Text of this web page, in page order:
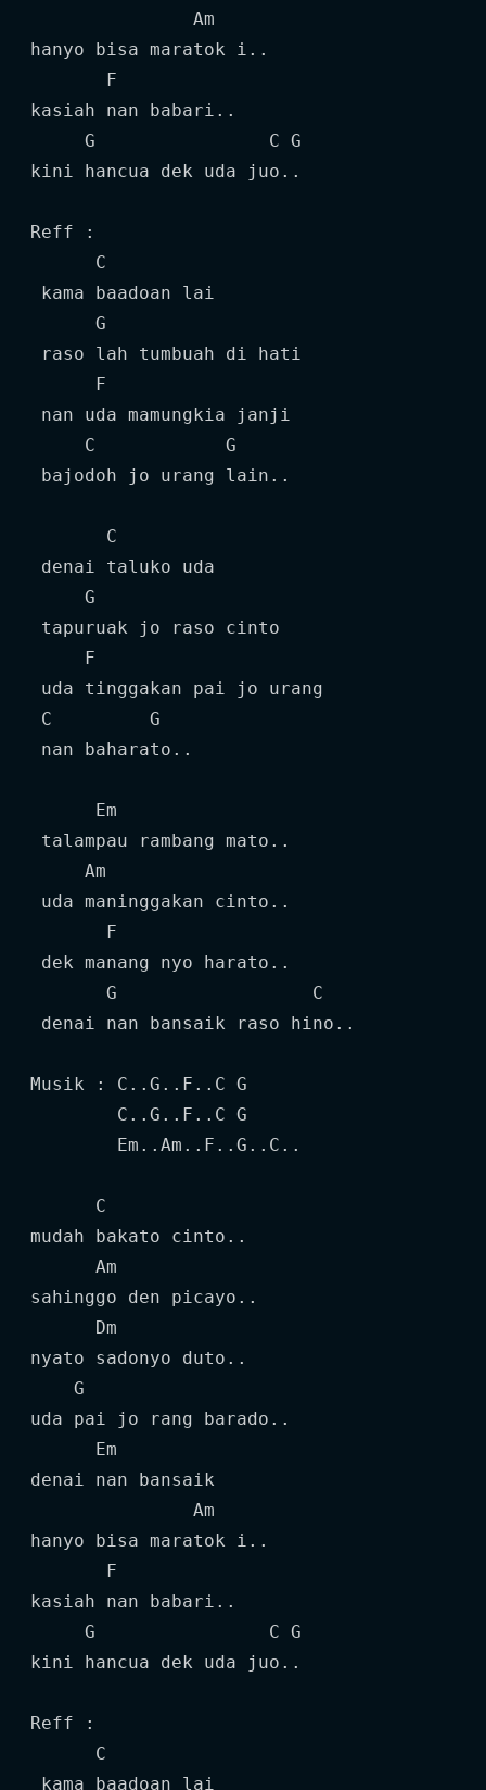
               Am
hanyo bisa maratok i..
       F
kasiah nan babari..
     G                C G
kini hancua dek uda juo..
Reff :
      C
kama baadoan lai
      G
raso lah tumbuah di hati
      F
nan uda mamungkia janji
     C            G
bajodoh jo urang lain..
       C
denai taluko uda
     G
tapuruak jo raso cinto
     F
uda tinggakan pai jo urang
C         G
nan baharato..
      Em
talampau rambang mato..
     Am
uda maninggakan cinto..
       F
dek manang nyo harato..
       G                  C
denai nan bansaik raso hino..
Musik : C..G..F..C G
        C..G..F..C G
        Em..Am..F..G..C..
      C
mudah bakato cinto..
      Am
sahinggo den picayo..
      Dm
nyato sadonyo duto..
    G
uda pai jo rang barado..
      Em
denai nan bansaik
               Am
hanyo bisa maratok i..
       F
kasiah nan babari..
     G                C G
kini hancua dek uda juo..
Reff :
      C
kama baadoan lai